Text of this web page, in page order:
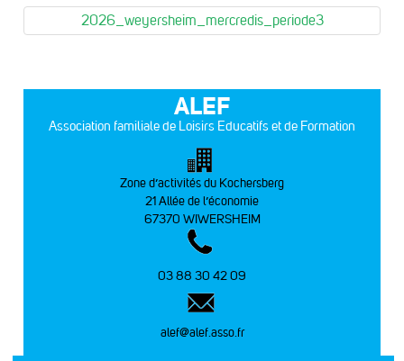
2026_weyersheim_mercredis_periode3
ALEF
Association familiale de Loisirs Educatifs et de Formation
Zone d’activités du Kochersberg
21 Allée de l’économie
67370 WIWERSHEIM
03 88 30 42 09
alef@alef.asso.fr